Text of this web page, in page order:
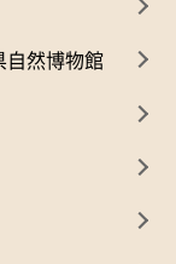
自然博物館